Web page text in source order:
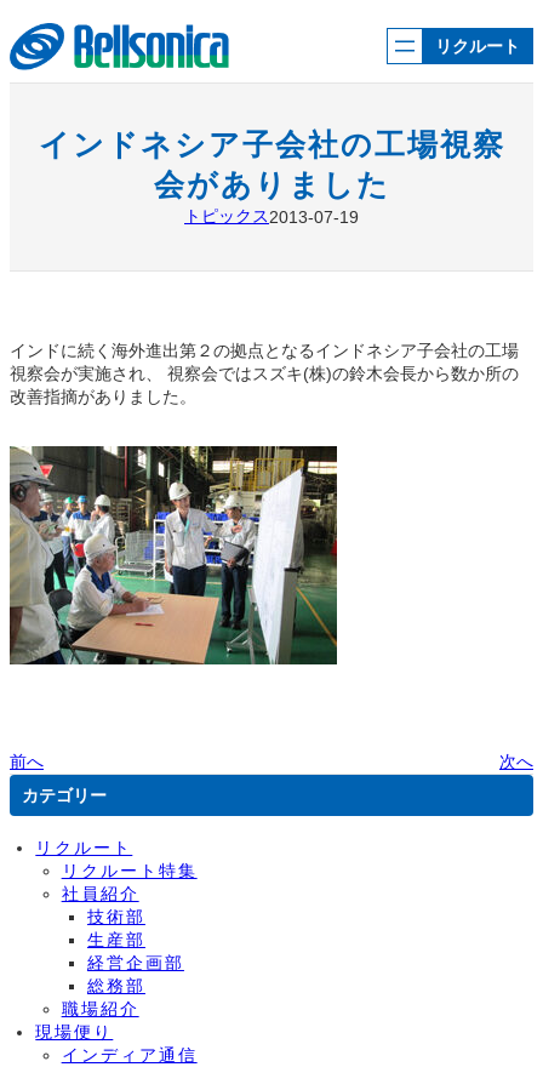
容
を
ス
リクルート
インドネシア子会社の工場視察
会がありました
トピックス2013-07-19
インドに続く海外進出第２の拠点となるインドネシア子会社の工場
視察会が実施され、 視察会ではスズキ(株)の鈴木会長から数か所の
改善指摘がありました。
前へ
次へ
カテゴリー
リクルート
リクルート特集
社員紹介
技術部
生産部
経営企画部
総務部
職場紹介
現場便り
インディア通信